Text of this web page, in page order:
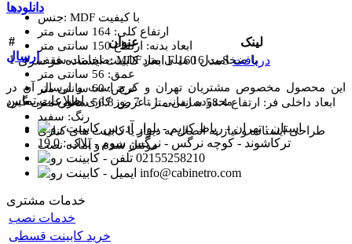
جنس: MDF با کیفیت
ارتفاع کلی: 164 سانتی‌ متر
ابعاد بدنه: ارتفاع 150 سانتی‌ متر
ضخامت سقف: MDF با ضخامت 16 میلی‌ متر
عمق: 56 سانتی‌ متر
عرض: 60 سانتی‌ متر
ابعاد داخلی فر: ارتفاع 58.4 سانتی‌ متر، عرض 56.8 سانتی‌ متر
رنگ: سفید
طراحی ایستاده و نیاز به اتصال به دیوار یا کابینت‌ های کناری
مونتاژ شده و آماده نصب
دانلودها
# عنوان
لینک
1
ابعاد کابینت ایستاده فر سری F مدل 160S دریافت ارسال
این محصول مخصوص مشتریان تهران و کرج است و ارسال آن در
محدوده زمانی 1 تا 7 روز کاری صورت می‌ گیرد
اطلاعات تماس
استان : تهران - رباط کریم - بلوار
ترکاشوند - کوچه نرگس - نرگس سوم - پلاک : 19.0
02155258210
info@cabinetro.com
خدمات مشتری
خدمات نصب
خرید کابینت قسطی